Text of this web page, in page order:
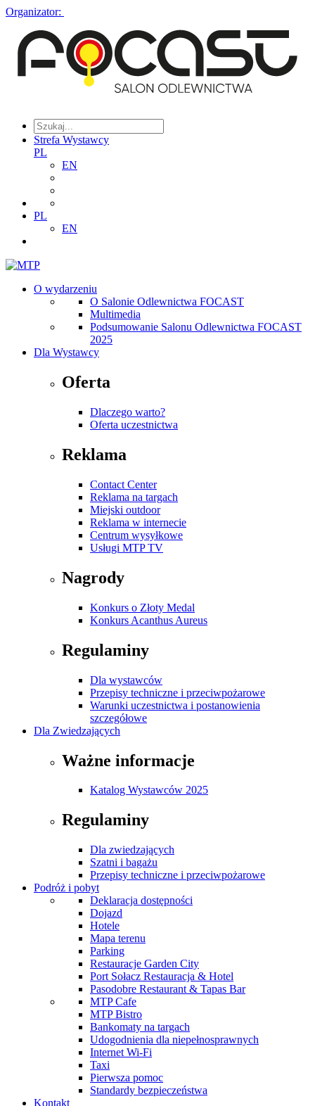
Organizator:
Strefa Wystawcy
PL
EN
PL
EN
O wydarzeniu
O Salonie Odlewnictwa FOCAST
Multimedia
Podsumowanie Salonu Odlewnictwa FOCAST
2025
Dla Wystawcy
Oferta
Dlaczego warto?
Oferta uczestnictwa
Reklama
Contact Center
Reklama na targach
Miejski outdoor
Reklama w internecie
Centrum wysyłkowe
Usługi MTP TV
Nagrody
Konkurs o Złoty Medal
Konkurs Acanthus Aureus
Regulaminy
Dla wystawców
Przepisy techniczne i przeciwpożarowe
Warunki uczestnictwa i postanowienia
szczegółowe
Dla Zwiedzających
Ważne informacje
Katalog Wystawców 2025
Regulaminy
Dla zwiedzających
Szatni i bagażu
Przepisy techniczne i przeciwpożarowe
Podróż i pobyt
Deklaracja dostępności
Dojazd
Hotele
Mapa terenu
Parking
Restauracje Garden City
Port Sołacz Restauracja & Hotel
Pasodobre Restaurant & Tapas Bar
MTP Cafe
MTP Bistro
Bankomaty na targach
Udogodnienia dla niepełnosprawnych
Internet Wi-Fi
Taxi
Pierwsza pomoc
Standardy bezpieczeństwa
Kontakt